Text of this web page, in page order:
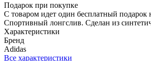
Подарок при покупке
С товаром идет один бесплатный подарок
Спортивный лонгслив. Сделан из
Характеристики
Бренд
Adidas
Все характеристики